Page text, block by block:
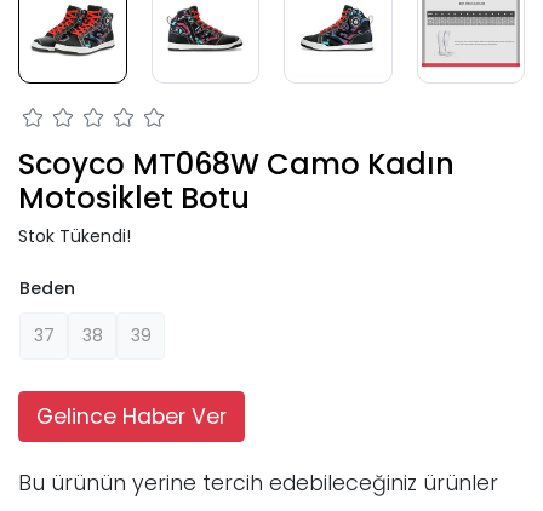
Scoyco MT068W Camo Kadın
Motosiklet Botu
Stok Tükendi!
Beden
37
38 39
Gelince Haber Ver
Bu ürünün yerine tercih edebileceğiniz ürünler